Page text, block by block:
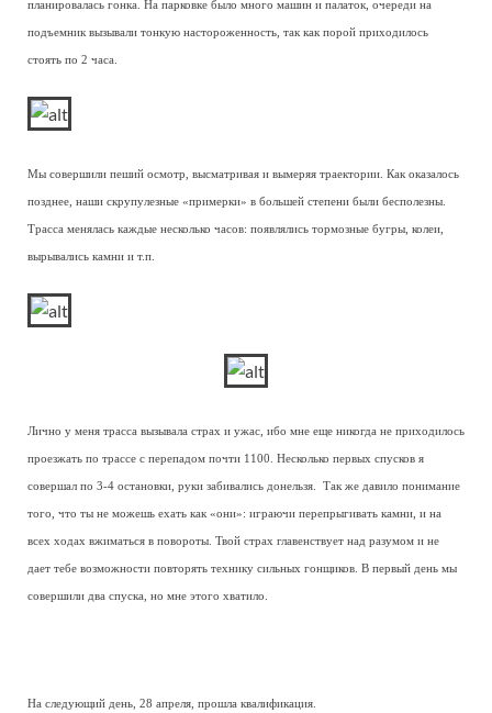
планировалась гонка. На парковке было много машин и палаток, очереди на
подъемник вызывали тонкую настороженность, так как порой приходилось
стоять по 2 часа.
Мы совершили пеший осмотр, высматривая и вымеряя траектории. Как оказалось
позднее, наши скрупулезные «примерки» в большей степени были бесполезны.
Трасса менялась каждые несколько часов: появлялись тормозные бугры, колеи,
вырывались камни и т.п.
Лично у меня трасса вызывала страх и ужас, ибо мне еще никогда не приходилось
проезжать по трассе с перепадом почти 1100. Несколько первых спусков я
совершал по 3-4 остановки, руки забивались донельзя. Так же давило понимание
того, что ты не можешь ехать как «они»: играючи перепрыгивать камни, и на
всех ходах вжиматься в повороты. Твой страх главенствует над разумом и не
дает тебе возможности повторять технику сильных гонщиков. В первый день мы
совершили два спуска, но мне этого хватило.
На следующий день, 28 апреля, прошла квалификация.